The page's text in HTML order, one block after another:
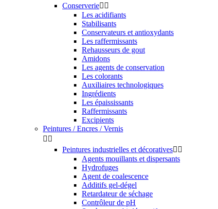
Conserverie 
Les acidifiants
Stabilisants
Conservateurs et antioxydants
Les raffermissants
Rehausseurs de gout
Amidons
Les agents de conservation
Les colorants
Auxiliaires technologiques
Ingrédients
Les épaississants
Raffermissants
Excipients
Peintures / Encres / Vernis
 
Peintures industrielles et décoratives 
Agents mouillants et dispersants
Hydrofuges
Agent de coalescence
Additifs gel-dégel
Retardateur de séchage
Contrôleur de pH